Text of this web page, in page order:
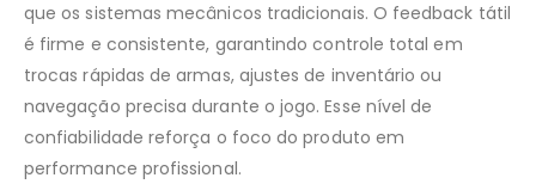
que os sistemas mecânicos tradicionais. O feedback tátil
é firme e consistente, garantindo controle total em
trocas rápidas de armas, ajustes de inventário ou
navegação precisa durante o jogo. Esse nível de
confiabilidade reforça o foco do produto em
performance profissional.